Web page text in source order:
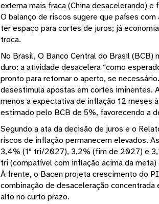
externa mais fraca (China desacelerando)
O balanço de riscos sugere que países
ter espaço para cortes de juros; já
troca.
No Brasil, O Banco Central do Brasil
duro: a atividade desacelera “como
pronto para retomar o aperto, se
desestimula apostas em cortes iminentes.
menos a expectativa de inflação 12 meses
estimado pelo BCB de 5%, favorecendo a
Segundo a ata da decisão de juros e o
riscos de inflação permanecem elevados.
3,4% (1º tri/2027), 3,2% (fim de 2027) e
tri (compatível com inflação acima da
À frente, o Bacen projeta crescimento do
combinação de desaceleração
alto no curto prazo.